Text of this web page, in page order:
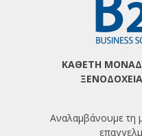
ΚΑΘΕΤΗ
Αναλαμβάνουμε τη